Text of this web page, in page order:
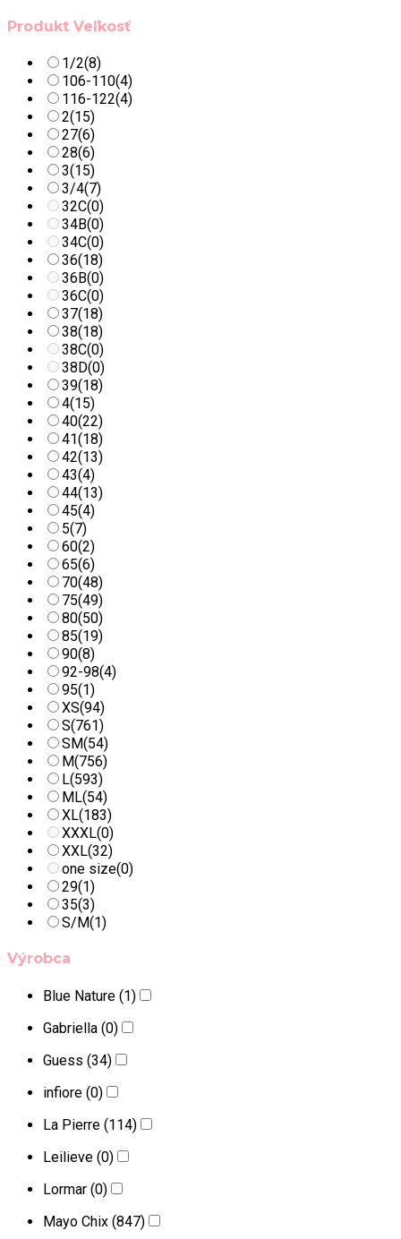
Produkt Veľkosť
1/2(8)
106-110(4)
116-122(4)
2(15)
27(6)
28(6)
3(15)
3/4(7)
32C(0)
34B(0)
34C(0)
36(18)
36B(0)
36C(0)
37(18)
38(18)
38C(0)
38D(0)
39(18)
4(15)
40(22)
41(18)
42(13)
43(4)
44(13)
45(4)
5(7)
60(2)
65(6)
70(48)
75(49)
80(50)
85(19)
90(8)
92-98(4)
95(1)
XS(94)
S(761)
SM(54)
M(756)
L(593)
ML(54)
XL(183)
XXXL(0)
XXL(32)
one size(0)
29(1)
35(3)
S/M(1)
Výrobca
Blue Nature (1)
Gabriella (0)
Guess (34)
infiore (0)
La Pierre (114)
Leilieve (0)
Lormar (0)
Mayo Chix (847)